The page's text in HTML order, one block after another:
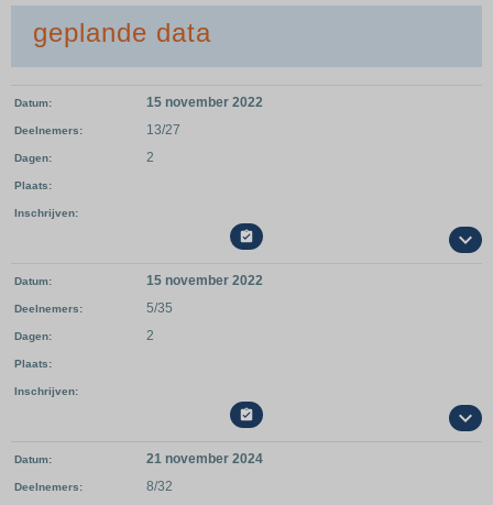
geplande data
Datum 15 november 2022
Deelnemers 13/27
Dagen 2
Plaats
Inschrijven

Datum 15 november 2022
Deelnemers 5/35
Dagen 2
Plaats
Inschrijven

Datum 21 november 2024
Deelnemers 8/32